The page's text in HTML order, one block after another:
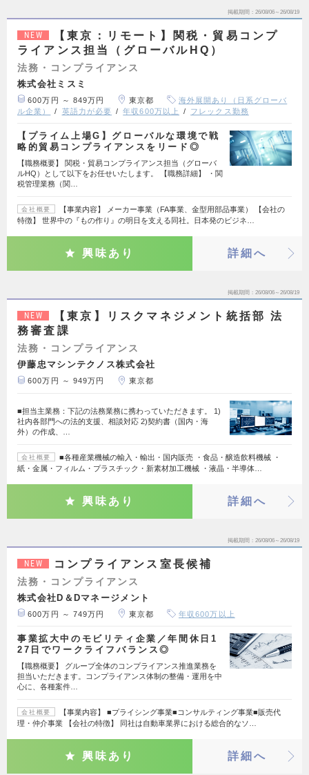
掲載期間 26/08/06～26/08/19
NEW
【東京：リモート】関税・貿易コンプ
ライアンス担当（グローバルHQ）
法務・コンプライアンス
株式会社ミスミ
600万円 ～ 849万円 東京都
海外展開あり（日系グローバ
ル企業）
英語力が必要 年収600万以上 フレックス勤務
【プライム上場G】グローバルな環境で戦
略的貿易コンプライアンスをリード◎
【職務概要】 関税・貿易コンプライアンス担当（グローバ
ルHQ）として以下をお任せいたします。 【職務詳細】 ・関
税管理業務（関…
会社概要
【事業内容】 メーカー事業（FA事業、金型用部品事業） 【会社の
特徴】 世界中の『もの作り』の明日を支える同社。日本発のビジネ…
興味あり 詳細へ
掲載期間 26/08/06～26/08/19
NEW
【東京】リスクマネジメント統括部 法
務審査課
法務・コンプライアンス
伊藤忠マシンテクノス株式会社
600万円 ～ 949万円 東京都
■担当主業務：下記の法務業務に携わっていただきます。 1)
社内各部門への法的支援、相談対応 2)契約書（国内・海
外）の作成、…
会社概要
■各種産業機械の輸入・輸出・国内販売 ・食品・醸造飲料機械 ・
紙・金属・フィルム・プラスチック・新素材加工機械 ・液晶・半導体…
興味あり 詳細へ
掲載期間 26/08/06～26/08/19
NEW コンプライアンス室長候補
法務・コンプライアンス
株式会社D＆Dマネージメント
600万円 ～ 749万円 東京都 年収600万以上
事業拡大中のモビリティ企業／年間休日1
27日でワークライフバランス◎
【職務概要】 グループ全体のコンプライアンス推進業務を
担当いただきます。コンプライアンス体制の整備・運用を中
心に、各種案件…
会社概要
【事業内容】 ■プライシング事業■コンサルティング事業■販売代
理・仲介事業 【会社の特徴】 同社は自動車業界における総合的なソ…
興味あり 詳細へ